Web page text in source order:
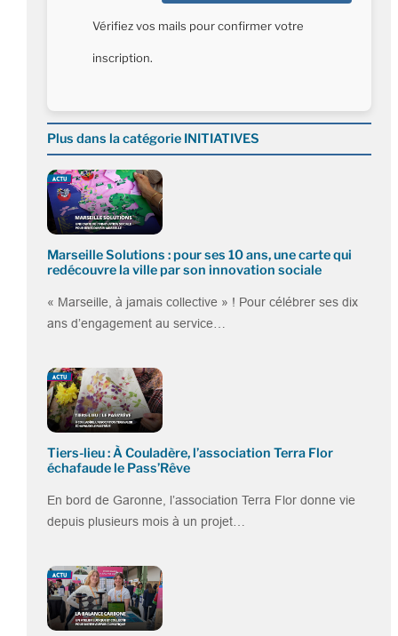
Vérifiez vos mails pour confirmer votre
inscription.
Plus dans la catégorie INITIATIVES
Marseille Solutions : pour ses 10 ans, une carte qui
redécouvre la ville par son innovation sociale
« Marseille, à jamais collective » ! Pour célébrer ses dix
ans d’engagement au service…
Tiers-lieu : À Couladère, l’association Terra Flor
échafaude le Pass’Rêve
En bord de Garonne, l’association Terra Flor donne vie
depuis plusieurs mois à un projet…